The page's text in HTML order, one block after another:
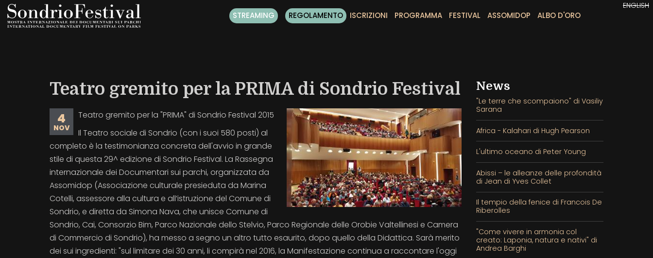
Salta
STREAMING REGOLAMENTO ISCRIZIONI PROGRAMMA FESTIVAL ASSOMIDOP ALBO D'ORO
ENGLISH
Teatro gremito per la PRIMA di Sondrio Festival
4
NOV
Teatro gremito per la "PRIMA" di Sondrio Festival 2015
Il Teatro sociale di Sondrio (con i suoi 580 posti) al
completo è la testimonianza concreta dell'avvio in grande
stile di questa 29^ edizione di Sondrio Festival. La Rassegna
internazionale dei Documentari sui parchi, organizzata da
Assomidop (Associazione culturale presieduta da Marina
Cotelli, assessore alla cultura e all’istruzione del Comune di
Sondrio, e diretta da Simona Nava, che unisce Comune di
Sondrio, Cai, Consorzio Bim, Parco Nazionale dello Stelvio, Parco Regionale delle Orobie Valtellinesi e Camera
di Commercio di Sondrio), ha messo a segno un altro tutto esaurito, dopo quello della Didattica. Sarà merito
dei sui ingredienti: "sul limitare dei 30 anni, li compirà nel 2016, la Manifestazione continua a raccontare l'oggi
News
"Le terre che scompaiono" di Vasiliy
Sarana
Africa - Kalahari di Hugh Pearson
L'ultimo oceano di Peter Young
Abissi – le alleanze delle profondità
di Jean di Yves Collet
Il tempio della fenice di Francois De
Riberolles
"Come vivere in armonia col
creato: Laponia, natura e nativi" di
Andrea Barghi